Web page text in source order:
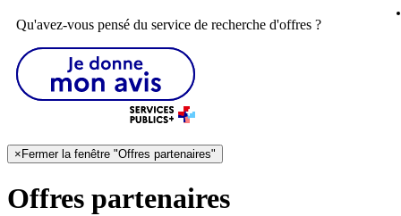
Qu'avez-vous pensé du service de recherche d'offres ?
× Fermer la fenêtre "Offres partenaires"
Offres partenaires